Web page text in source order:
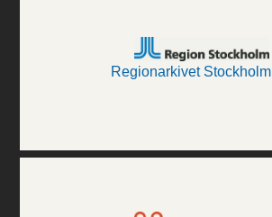
Regionarkivet Stockholm